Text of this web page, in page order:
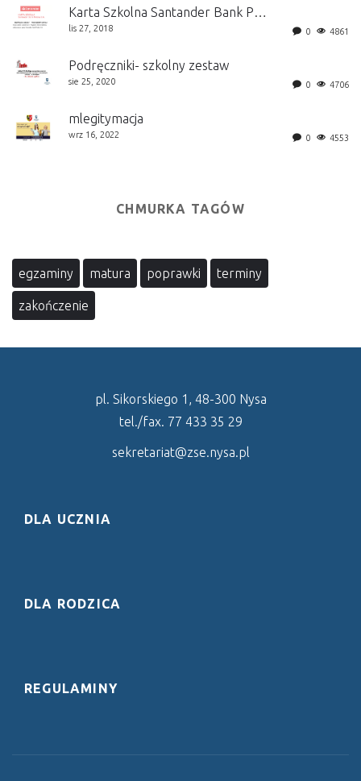
Karta Szkolna Santander Bank Polska S.A.
lis 27, 2018 0 4861
Podręczniki- szkolny zestaw
sie 25, 2020 0 4706
mlegitymacja
wrz 16, 2022 0 4553
CHMURKA TAGÓW
egzaminy matura poprawki terminy
zakończenie
pl. Sikorskiego 1, 48-300 Nysa
tel./fax. 77 433 35 29
sekretariat@zse.nysa.pl
DLA UCZNIA
DLA RODZICA
REGULAMINY